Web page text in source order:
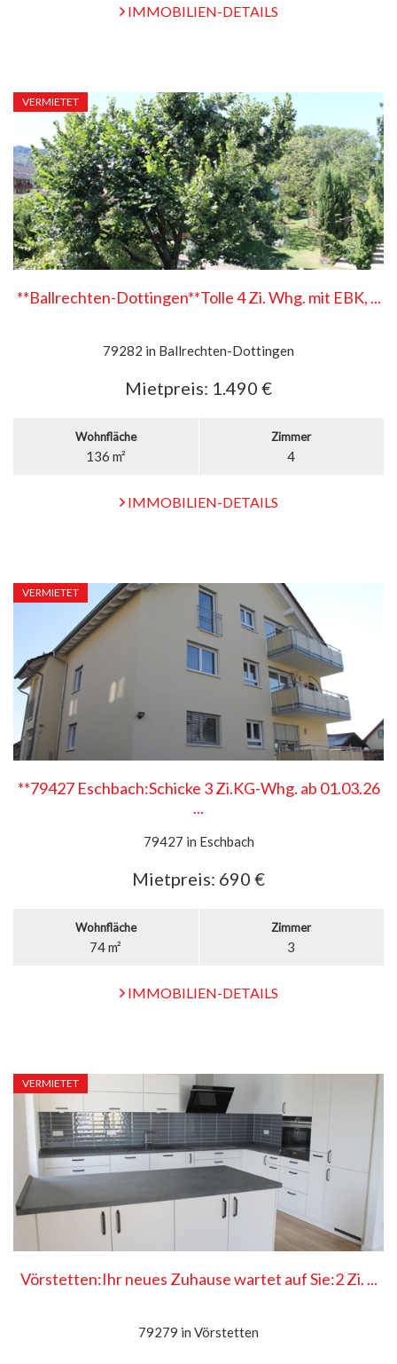
IMMOBILIEN-DETAILS
VERMIETET
**Ballrechten-Dottingen**Tolle 4 Zi. Whg. mit EBK, ...
79282 in Ballrechten-Dottingen
Mietpreis: 1.490 €
Wohnfläche
136 m²
Zimmer
4
IMMOBILIEN-DETAILS
VERMIETET
**79427 Eschbach:Schicke 3 Zi.KG-Whg. ab 01.03.26
...
79427 in Eschbach
Mietpreis: 690 €
Wohnfläche
74 m²
Zimmer
3
IMMOBILIEN-DETAILS
VERMIETET
Vörstetten:Ihr neues Zuhause wartet auf Sie:2 Zi. ...
79279 in Vörstetten